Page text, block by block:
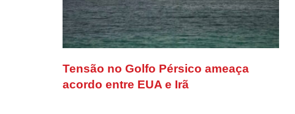
Tensão no Golfo Pérsico ameaça
acordo entre EUA e Irã